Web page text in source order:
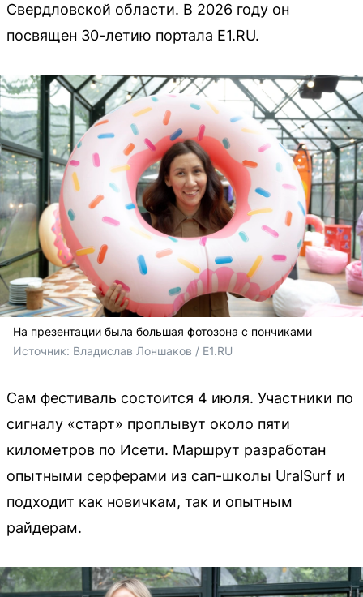
Свердловской области. В 2026 году он
посвящен 30-летию портала E1.RU.
На презентации была большая фотозона с пончиками
Источник: Владислав Лоншаков / E1.RU
Сам фестиваль состоится 4 июля. Участники по
сигналу «старт» проплывут около пяти
километров по Исети. Маршрут разработан
опытными серферами из сап-школы UralSurf и
подходит как новичкам, так и опытным
райдерам.